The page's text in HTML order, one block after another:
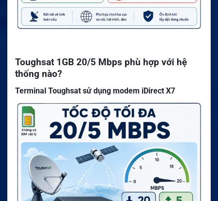
Toughsat 1GB 20/5 Mbps phù hợp với hệ
thống nào?
Terminal Toughsat sử dụng modem iDirect X7